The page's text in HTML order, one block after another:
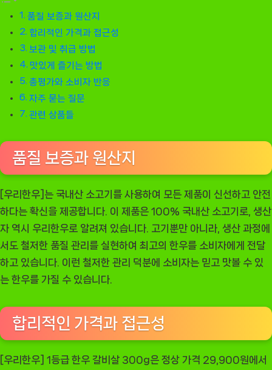
품질 보증과 원산지
합리적인 가격과 접근성
보관 및 취급 방법
맛있게 즐기는 방법
총평가와 소비자 반응
자주 묻는 질문
관련 상품들
품질 보증과 원산지
[우리한우]는 국내산 소고기를 사용하여 모든 제품이 신선하고 안전
하다는 확신을 제공합니다. 이 제품은 100% 국내산 소고기로, 생산
자 역시 우리한우로 알려져 있습니다. 고기뿐만 아니라, 생산 과정에
서도 철저한 품질 관리를 실현하여 최고의 한우를 소비자에게 전달
하고 있습니다. 이런 철저한 관리 덕분에 소비자는 믿고 맛볼 수 있
는 한우를 가질 수 있습니다.
합리적인 가격과 접근성
[우리한우] 1등급 한우 갈비살 300g은 정상 가격 29,900원에서